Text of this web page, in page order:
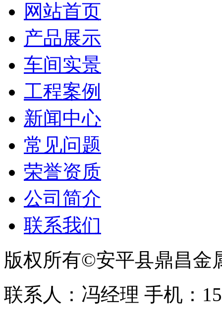
网站首页
产品展示
车间实景
工程案例
新闻中心
常见问题
荣誉资质
公司简介
联系我们
版权所有©安平县鼎昌金
联系人：冯经理 手机：